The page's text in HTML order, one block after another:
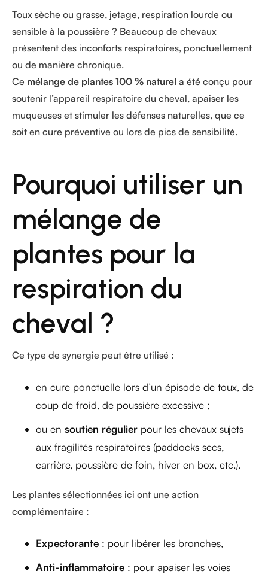
Toux sèche ou grasse, jetage, respiration lourde ou
sensible à la poussière ? Beaucoup de chevaux
présentent des inconforts respiratoires, ponctuellement
ou de manière chronique.
Ce mélange de plantes 100 % naturel a été conçu pour
soutenir l’appareil respiratoire du cheval, apaiser les
muqueuses et stimuler les défenses naturelles, que ce
soit en cure préventive ou lors de pics de sensibilité.
Pourquoi utiliser un
mélange de
plantes pour la
respiration du
cheval ?
Ce type de synergie peut être utilisé :
en cure ponctuelle lors d’un épisode de toux, de
coup de froid, de poussière excessive ;
ou en soutien régulier pour les chevaux sujets
aux fragilités respiratoires (paddocks secs,
carrière, poussière de foin, hiver en box, etc.).
Les plantes sélectionnées ici ont une action
complémentaire :
Expectorante : pour libérer les bronches,
Anti-inflammatoire : pour apaiser les voies